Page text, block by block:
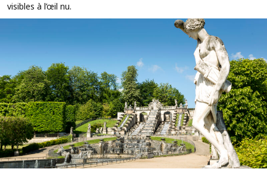
visibles à l’œil nu.